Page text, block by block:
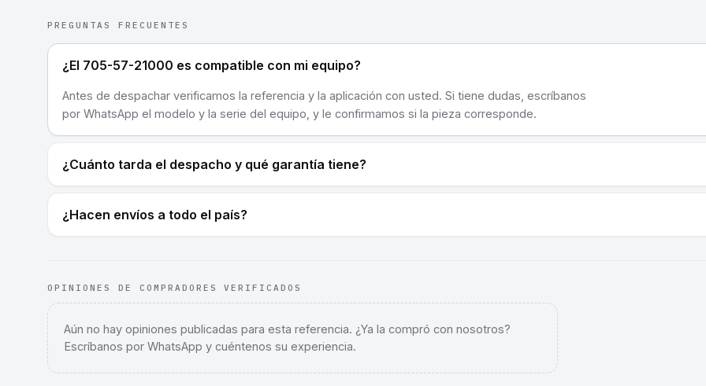
PREGUNTAS FRECUENTES
¿El 705-57-21000 es compatible con mi equipo?
Antes de despachar verificamos la referencia y la aplicación con usted. Si tiene dudas, escríbanos
por WhatsApp el modelo y la serie del equipo, y le confirmamos si la pieza corresponde.
¿Cuánto tarda el despacho y qué garantía tiene?
¿Hacen envíos a todo el país?
OPINIONES DE COMPRADORES VERIFICADOS
Aún no hay opiniones publicadas para esta referencia. ¿Ya la compró con nosotros?
Escríbanos por WhatsApp y cuéntenos su experiencia.